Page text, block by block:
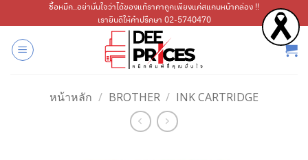
ไป
เนื้อหา
ซื้อหมึก..อย่ามั่นใจว่าได้ของแท้ราคาถูกเพียงแค่สแกนหน้ากล่อง !!
เรายินดีให้คำปรึกษา 02-5740470
หน้าหลัก / BROTHER / INK CARTRIDGE